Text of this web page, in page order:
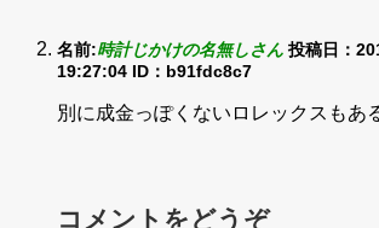
名前:時計じかけの名無しさん 投稿日：
19:27:04 ID：b91fdc8c7
別に成金っぽくないロレックスもあ
コメントをどうぞ